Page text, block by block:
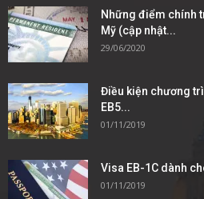
Những điểm chính
Mỹ (cập nhật...
29/06/2020
Điều kiện chương
EB5...
01/11/2019
Visa EB-1C dành
01/11/2019